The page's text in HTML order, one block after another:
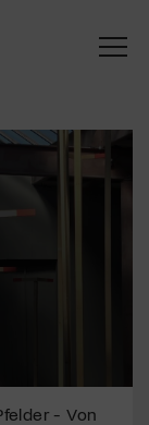
- Von
oder